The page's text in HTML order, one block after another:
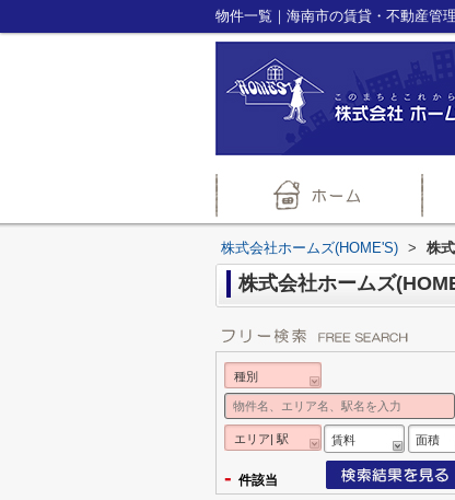
物件一覧｜海南市の賃貸・不動産管
株式会社ホームズ(HOME'S) > 株
株式会社ホームズ
種別
エリア| 駅 賃料 面積
- 件該当